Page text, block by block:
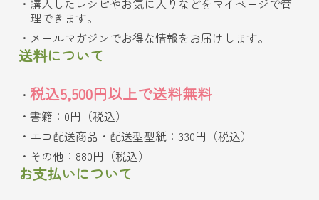
購入したレシピやお気に入りなどをマイページで管
理できます。
メールマガジンでお得な情報をお届けします。
送料について
税込5,500円以上で送料無料
書籍：0円（税込）
エコ配送商品・配送型型紙：330円（税込）
その他：880円（税込）
お支払いについて